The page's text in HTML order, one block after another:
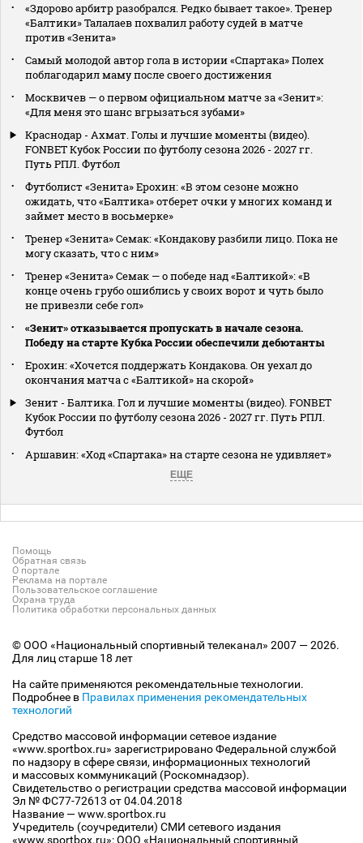
«Здорово арбитр разобрался. Редко бывает такое». Тренер
«Балтики» Талалаев похвалил работу судей в матче
против «Зенита»
Самый молодой автор гола в истории «Спартака» Полех
поблагодарил маму после своего достижения
Москвичев — о первом официальном матче за «Зенит»:
«Для меня это шанс вгрызаться зубами»
Краснодар - Ахмат. Голы и лучшие моменты (видео).
FONBET Кубок России по футболу сезона 2026 - 2027 гг.
Путь РПЛ. Футбол
Футболист «Зенита» Ерохин: «В этом сезоне можно
ожидать, что «Балтика» отберет очки у многих команд и
займет место в восьмерке»
Тренер «Зенита» Семак: «Кондакову разбили лицо. Пока не
могу сказать, что с ним»
Тренер «Зенита» Семак — о победе над «Балтикой»: «В
конце очень грубо ошиблись у своих ворот и чуть было
не привезли себе гол»
«Зенит» отказывается пропускать в начале сезона.
Победу на старте Кубка России обеспечили дебютанты
Ерохин: «Хочется поддержать Кондакова. Он уехал до
окончания матча с «Балтикой» на скорой»
Зенит - Балтика. Гол и лучшие моменты (видео). FONBET
Кубок России по футболу сезона 2026 - 2027 гг. Путь РПЛ.
Футбол
Аршавин: «Ход «Спартака» на старте сезона не удивляет»
ЕЩЕ
Помощь
Обратная связь
О портале
Реклама на портале
Пользовательское соглашение
Охрана труда
Политика обработки персональных данных
© ООО «Национальный спортивный телеканал» 2007 — 2026.
Для лиц старше 18 лет
На сайте применяются рекомендательные технологии.
Подробнее в Правилах применения рекомендательных
технологий
Средство массовой информации сетевое издание
«www.sportbox.ru» зарегистрировано Федеральной службой
по надзору в сфере связи, информационных технологий
и массовых коммуникаций (Роскомнадзор).
Свидетельство о регистрации средства массовой информации
Эл № ФС77-72613 от 04.04.2018
Название — www.sportbox.ru
Учредитель (соучредители) СМИ сетевого издания
«www.sportbox.ru»: ООО «Национальный спортивный